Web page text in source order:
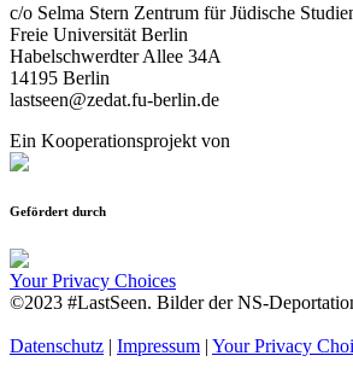
c/o Selma Stern Zentrum für Jüdische
Freie Universität Berlin
Habelschwerdter Allee 34A
14195 Berlin
lastseen@zedat.fu-berlin.de
Ein Kooperationsprojekt von
Gefördert durch
Your Privacy Choices
©2023 #LastSeen. Bilder der NS-
Datenschutz | Impressum | Your Privacy